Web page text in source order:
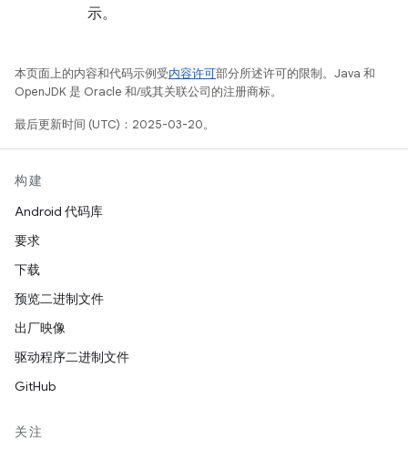
示。
本页面上的内容和代码示例受内容许可部分所述许可的限制。Java 和
OpenJDK 是 Oracle 和/或其关联公司的注册商标。
最后更新时间 (UTC)：2025-03-20。
构建
Android 代码库
要求
下载
预览二进制文件
出厂映像
驱动程序二进制文件
GitHub
关注